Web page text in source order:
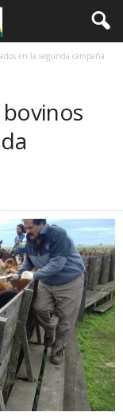
en la segunda campaña